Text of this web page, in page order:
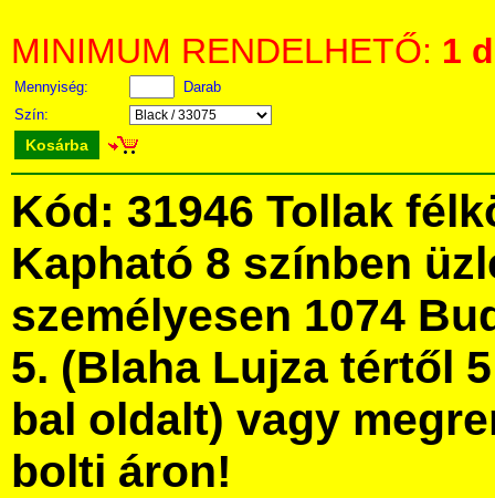
MINIMUM RENDELHETŐ: 1
Mennyiség:
Darab
Szín:
Kosárba
Kód: 31946 Tollak
Kapható 8 színben
személyesen 1074
5. (Blaha Lujza tértől
bal oldalt) vagy
bolti áron!